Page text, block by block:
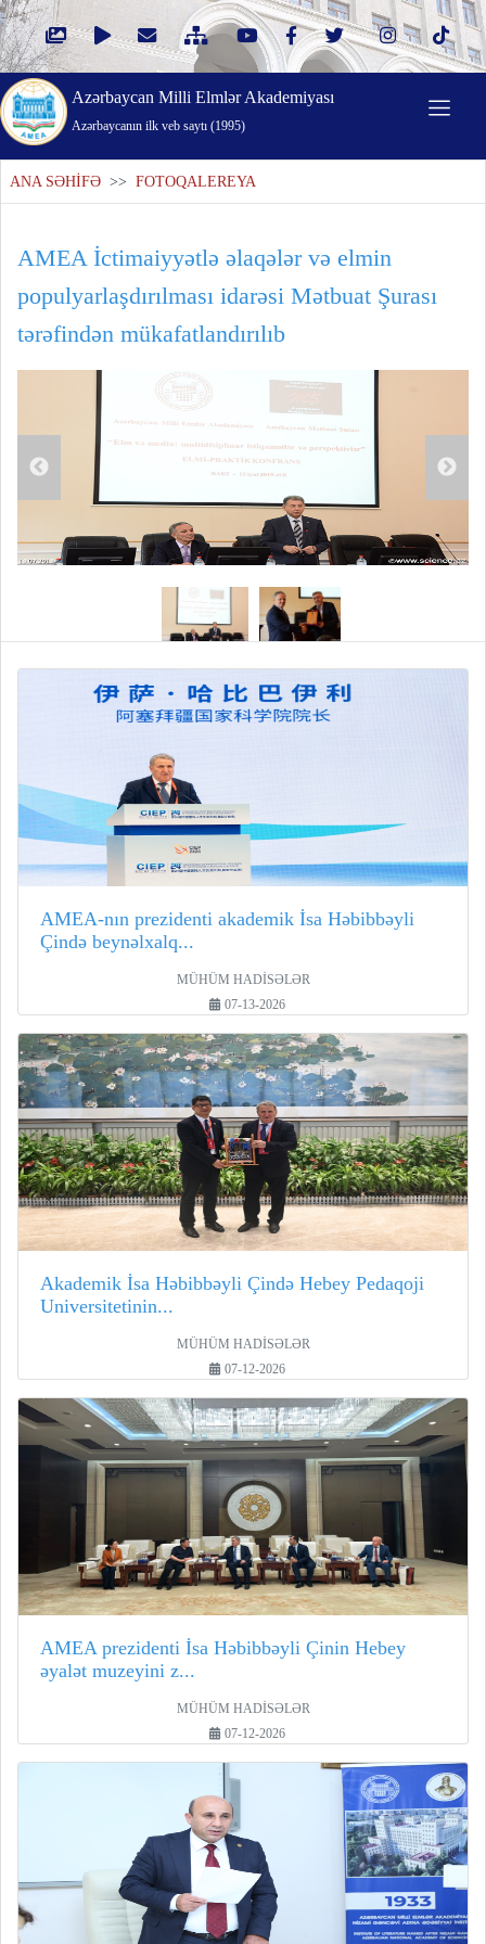
Azərbaycan Milli Elmlər Akademiyası
Azərbaycanın ilk veb saytı (1995)
ANA SƏHİFƏ >> FOTOQALEREYA
AMEA İctimaiyyətlə əlaqələr və elmin
populyarlaşdırılması idarəsi Mətbuat Şurası
tərəfindən mükafatlandırılıb
AMEA-nın prezidenti akademik İsa Həbibbəyli
Çində beynəlxalq...
MÜHÜM HADİSƏLƏR
07-13-2026
Akademik İsa Həbibbəyli Çində Hebey Pedaqoji
Universitetinin...
MÜHÜM HADİSƏLƏR
07-12-2026
AMEA prezidenti İsa Həbibbəyli Çinin Hebey
əyalət muzeyini z...
MÜHÜM HADİSƏLƏR
07-12-2026